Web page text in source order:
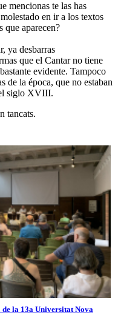
mencionas te las has
en ir a los textos
que aparecen?
ya desbarras
que el Cantar no tiene
evidente. Tampoco
de la época, que no estaban
siglo XVIII.
tancats.
la 13a Universitat Nova